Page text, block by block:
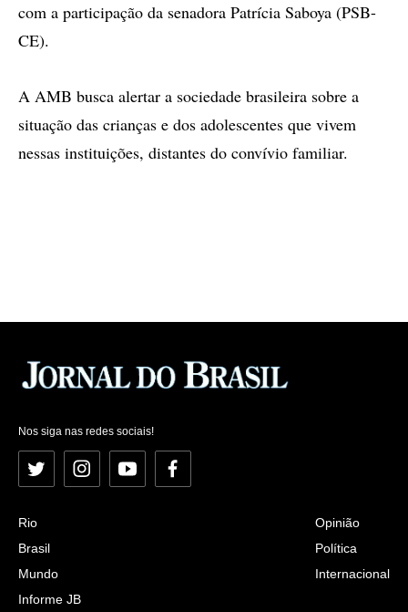
com a participação da senadora Patrícia Saboya (PSB-
CE).
A AMB busca alertar a sociedade brasileira sobre a
situação das crianças e dos adolescentes que vivem
nessas instituições, distantes do convívio familiar.
Nos siga nas redes sociais!
Twitter InstagramYouTubeFacebook
Rio
Brasil
Mundo
Informe JB
Opinião
Política
Internacional